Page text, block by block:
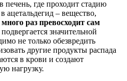
печень, где проходит стадию
ацетальдегид – вещество,
раз превосходит сам
значительной
не только обезвредить
другие продукты распада
в крови и создают
нагрузку.